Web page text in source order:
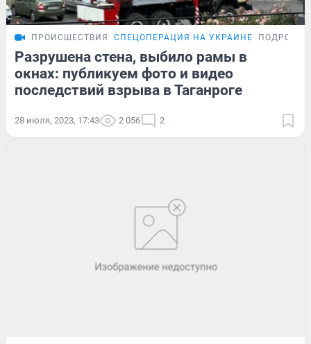
ПРОИСШЕСТВИЯ СПЕЦОПЕРАЦИЯ НА УКРАИНЕ
Разрушена стена, выбило рамы в
окнах: публикуем фото и видео
последствий взрыва в Таганроге
28 июля, 2023, 17:43 2 056 2